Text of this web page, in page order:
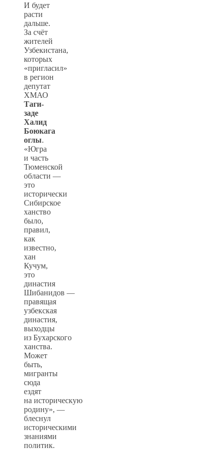
И будет
расти
дальше.
За счёт
жителей
Узбекистана,
которых
«пригласил»
в регион
депутат
ХМАО
Таги-
заде
Халид
Боюкага
оглы.
«Югра
и часть
Тюменской
области —
это
исторически
Сибирское
ханство
было,
правил,
как
известно,
хан
Кучум,
это
династия
Шибанидов —
правящая
узбекская
династия,
выходцы
из Бухарского
ханства.
Может
быть,
мигранты
сюда
ездят
на историческую
родину», —
блеснул
историческими
знаниями
политик.